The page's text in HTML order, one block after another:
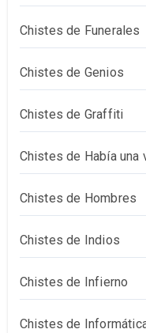
Chistes de Funerales
Chistes de Genios
Chistes de Graffiti
Chistes de Había una
Chistes de Hombres
Chistes de Indios
Chistes de Infierno
Chistes de